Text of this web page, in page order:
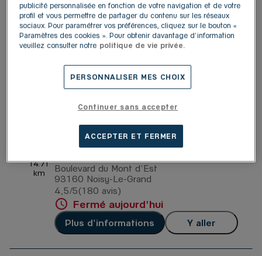
2
9.87 km
LOUIS PION CLAYE-SOUILLY
RN 3
77410 Claye-Souilly
Fermé aujourd'hui
Plus d'informations Y aller
14.71
km
LOUIS PION NOISY-LE-
GRAND
Boulevard du Mont d'Est
93160 Noisy-Le-Grand
4,5/5 Note de 4.5 sur 5
(180 avis)
Fermé aujourd'hui
Plus d'informations Y aller
publicité personnalisée en fonction de votre navigation et de votre
profil et vous permettre de partager du contenu sur les réseaux
sociaux. Pour paramétrer vos préférences, cliquez sur le bouton «
Paramètres des cookies ». Pour obtenir davantage d'information
veuillez consulter notre politique de vie privée.
PERSONNALISER MES CHOIX
Continuer sans accepter
ACCEPTER ET FERMER